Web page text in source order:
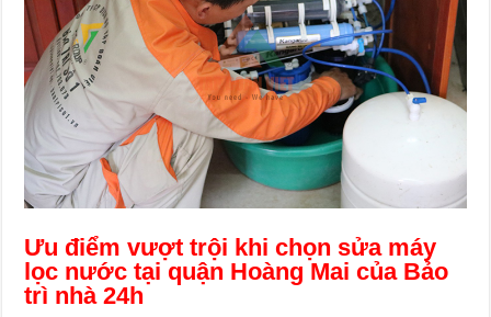
Ưu điểm vượt trội khi chọn sửa máy
lọc nước tại quận Hoàng Mai của Bảo
trì nhà 24h